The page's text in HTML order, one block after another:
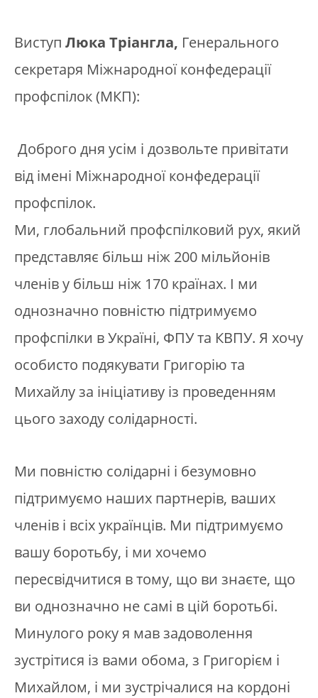
Виступ Люка Тріангла, Генерального
секретаря Міжнародної конфедерації
профспілок (МКП):
Доброго дня усім і дозвольте привітати
від імені Міжнародної конфедерації
профспілок.
Ми, глобальний профспілковий рух, який
представляє більш ніж 200 мільйонів
членів у більш ніж 170 країнах. І ми
однозначно повністю підтримуємо
профспілки в Україні, ФПУ та КВПУ. Я хочу
особисто подякувати Григорію та
Михайлу за ініціативу із проведенням
цього заходу солідарності.
Ми повністю солідарні і безумовно
підтримуємо наших партнерів, ваших
членів і всіх українців. Ми підтримуємо
вашу боротьбу, і ми хочемо
пересвідчитися в тому, що ви знаєте, що
ви однозначно не самі в цій боротьбі.
Минулого року я мав задоволення
зустрітися із вами обома, з Григорієм і
Михайлом, і ми зустрічалися на кордоні